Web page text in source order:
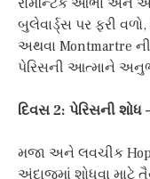
રોમેન્ટિક આભા અને
બુલેવાર્ડ્સ પર ફરી
અથવા Montmartre
પેરિસની આત્માને
દિવસ 2: પેરિસની
મજા અને લવચીક
અંદાજમાં શોધવા માટે